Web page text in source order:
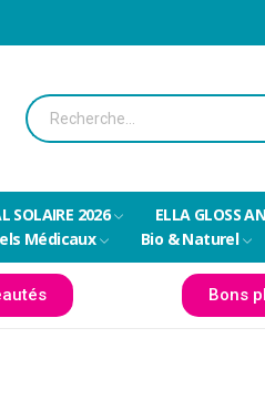
SOLAIRE 2026 ELLA GLOSS
Médicaux Bio & Naturel
Bons